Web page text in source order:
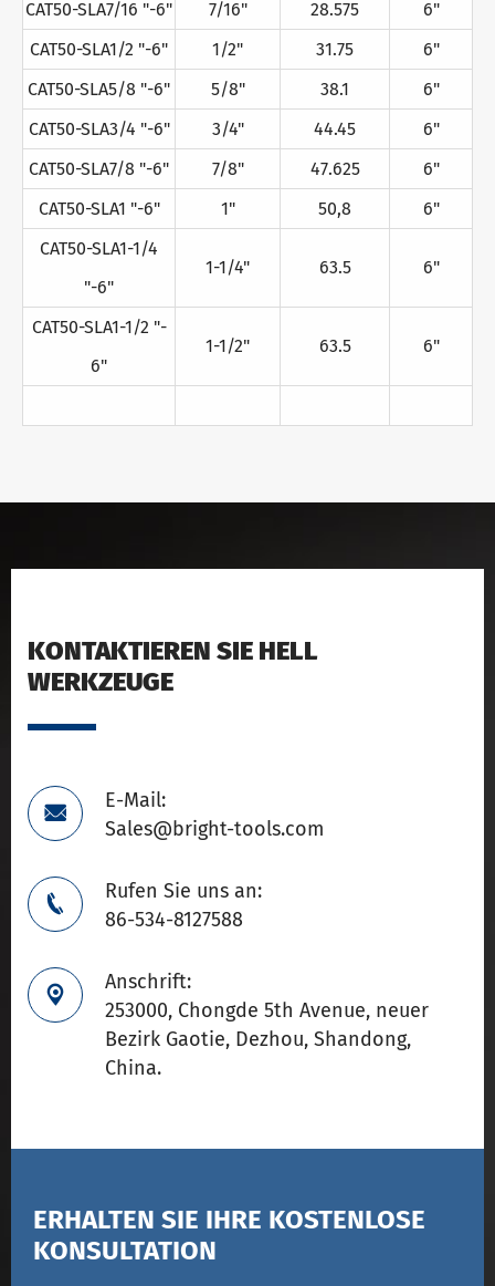
CAT50-SLA7/16 "-6" 7/16" 28.575
6"
CAT50-SLA1/2 "-6"
1/2" 31.75
6"
CAT50-SLA5/8 "-6"
5/8" 38.1
6"
CAT50-SLA3/4 "-6"
3/4" 44.45
6"
CAT50-SLA7/8 "-6"
7/8" 47.625
6"
CAT50-SLA1 "-6"
1" 50,8
6"
CAT50-SLA1-1/4
"-6"
1-1/4" 63.5 6"
CAT50-SLA1-1/2 "-
6"
1-1/2" 63.5 6"
KONTAKTIEREN SIE HELL
WERKZEUGE

E-Mail:
Sales@bright-tools.com

Rufen Sie uns an:
86-534-8127588

Anschrift:
253000, Chongde 5th Avenue, neuer
Bezirk Gaotie, Dezhou, Shandong,
China.
ERHALTEN SIE IHRE KOSTENLOSE
KONSULTATION